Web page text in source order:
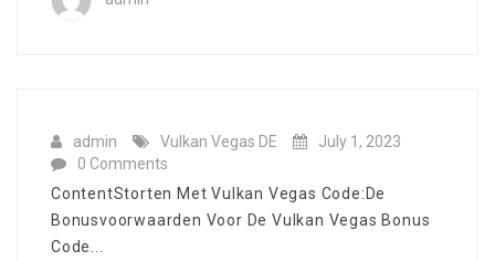
admin Vulkan Vegas DE
July 1, 2023
0 Comments
ContentStorten Met Vulkan Vegas Code:De
Bonusvoorwaarden Voor De Vulkan Vegas Bonus
Code...